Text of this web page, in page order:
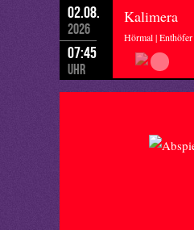
02.08.
2026
07:45
Uhr
Kalimera
Hörmal | Enthöfer